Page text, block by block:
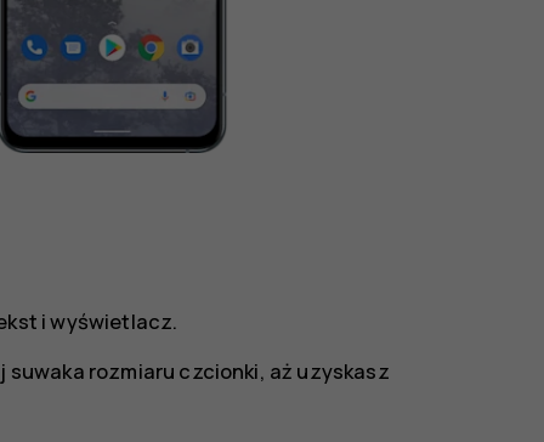
i wyświetlacz.
suwaka rozmiaru czcionki, aż uzyskasz